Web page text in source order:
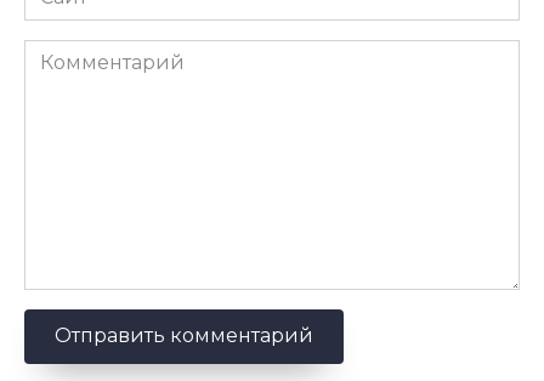
Комментарий